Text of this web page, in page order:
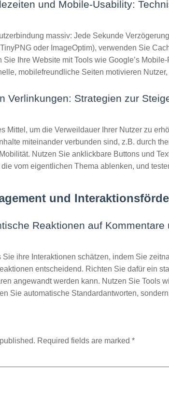
und Mobile-Usability:
massiv: Jede Sekunde
oder ImageOptim), verwenden Sie
Sie Ihre Website mit Tools wie Google’s
mobilefreundliche Seiten motivieren
Verlinkungen: Strategien zur
Mittel, um die Verweildauer Ihrer Nutzer zu
miteinander verbunden sind, z.B. durch
Nutzen Sie anklickbare Buttons und
vom eigentlichen Thema ablenken, und
und
Reaktionen auf
ihre Interaktionen schätzen, indem Sie
entscheidend. Richten Sie dafür ein
angewandt werden kann. Nutzen Sie Tools
Sie automatische Standardantworten,
Required fields are marked *